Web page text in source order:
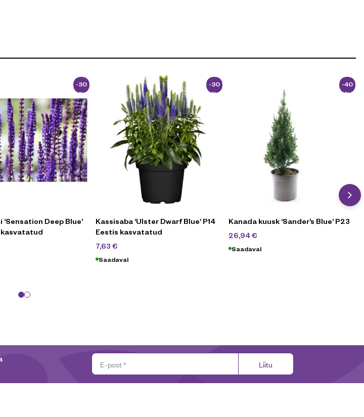
-30
%
Deep Blue’
kasvatatud
-30
%
Kassisaba ‘Ulster Dwarf Blue’ P14
Eestis kasvatatud
7,63 €
Saadaval
-40
%
Kanada kuusk ‘Sander’s Blue’ P23
26,94€
Saadaval
Liitu